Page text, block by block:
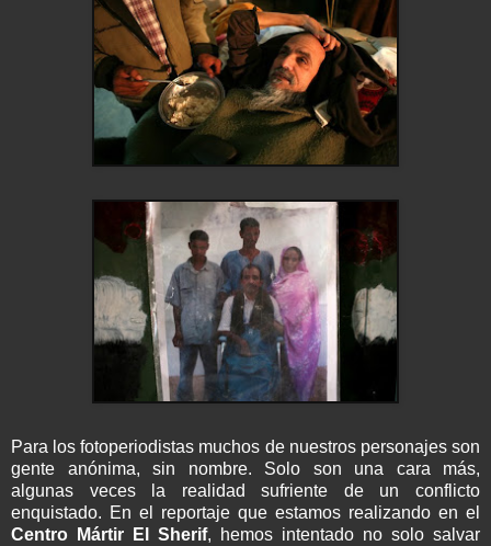
Para losfotoperiodistas muchos de nuestros personajes son
gente anónima, sin nombre. Solo son una cara más,
algunas veces la realidad sufriente de un conflicto
enquistado. En el reportaje que estamos realizando en el
Centro Mártir El Sherif, hemos intentado no solo salvar